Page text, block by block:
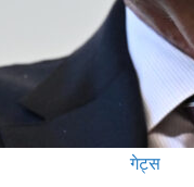
गेट्स